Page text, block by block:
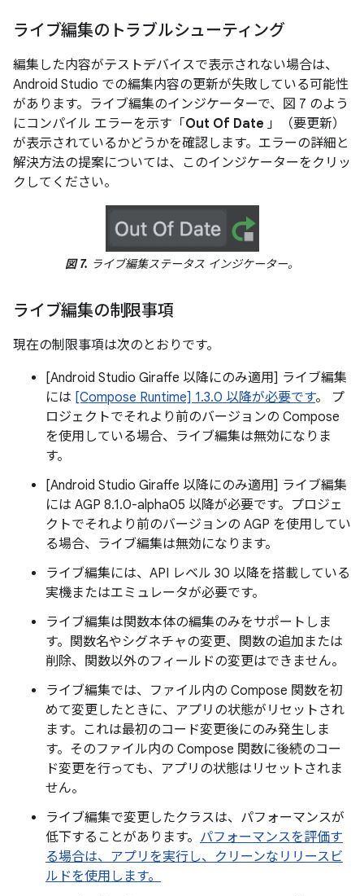
ライブ編集のトラブルシューティング
編集した内容がテストデバイスで表示されない場合は、
Android Studio での編集内容の更新が失敗している可能性
があります。ライブ編集のインジケーターで、図 7 のよう
にコンパイル エラーを示す「Out Of Date 」（要更新）
が表示されているかどうかを確認します。エラーの詳細と
解決方法の提案については、このインジケーターをクリッ
クしてください。
図 7. ライブ編集ステータス インジケーター。
ライブ編集の制限事項
現在の制限事項は次のとおりです。
[Android Studio Giraffe 以降にのみ適用] ライブ編集
には [Compose Runtime] 1.3.0 以降が必要です。 プ
ロジェクトでそれより前のバージョンの Compose
を使用している場合、ライブ編集は無効になりま
す。
[Android Studio Giraffe 以降にのみ適用] ライブ編集
には AGP 8.1.0-alpha05 以降が必要です。プロジェ
クトでそれより前のバージョンの AGP を使用してい
る場合、ライブ編集は無効になります。
ライブ編集には、API レベル 30 以降を搭載している
実機またはエミュレータが必要です。
ライブ編集は関数本体の編集のみをサポートしま
す。関数名やシグネチャの変更、関数の追加または
削除、関数以外のフィールドの変更はできません。
ライブ編集では、ファイル内の Compose 関数を初
めて変更したときに、アプリの状態がリセットされ
ます。これは最初のコード変更後にのみ発生しま
す。そのファイル内の Compose 関数に後続のコー
ド変更を行っても、アプリの状態はリセットされま
せん。
ライブ編集で変更したクラスは、パフォーマンスが
低下することがあります。 パフォーマンスを評価す
る場合は、アプリを実行し、クリーンなリリースビ
ルドを使用します。